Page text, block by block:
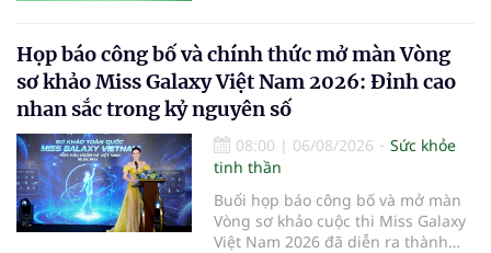
Họp báo công bố và chính thức mở màn Vòng
sơ khảo Miss Galaxy Việt Nam 2026: Đỉnh cao
nhan sắc trong kỷ nguyên số
08:00 | 06/08/2026
Sức khỏe
tinh thần
Buổi họp báo công bố và mở màn
Vòng sơ khảo cuộc thi Miss Galaxy
Việt Nam 2026 đã diễn ra thành